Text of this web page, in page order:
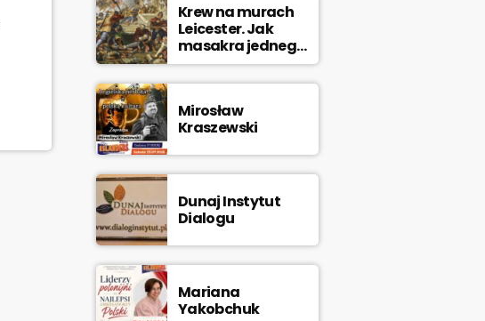
Krew na murach
Leicester. Jak
masakra jednego
miasta
doprowadziła
Mirosław
Kraszewski
Dunaj Instytut
Dialogu
Mariana
Yakobchuk